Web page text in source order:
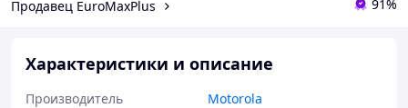
Продавец EuroMaxPlus 91%
Характеристики и описание
Производитель
Motorola